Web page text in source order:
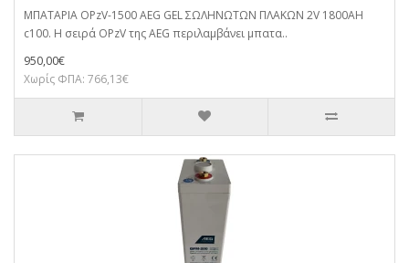
ΜΠΑΤΑΡΙΑ OPzV-1500 AEG GEL ΣΩΛΗΝΩΤΩΝ ΠΛΑΚΩΝ 2V 1800AH
c100. Η σειρά OPzV της AEG περιλαμβάνει μπατα..
950,00€
Χωρίς ΦΠΑ: 766,13€